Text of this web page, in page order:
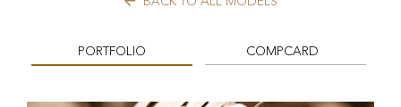
PORTFOLIO COMPCARD